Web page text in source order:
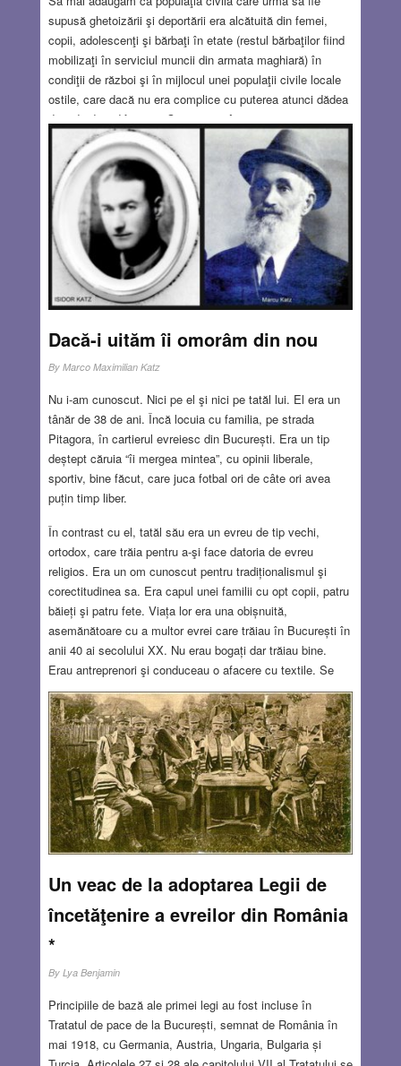
supusă ghetoizării şi deportării era alcătuită din femei,
copii, adolescenţi şi bărbaţi în etate (restul bărbaţilor fiind
mobilizaţi în serviciul muncii din armata maghiară) în
condiţii de război şi în mijlocul unei populaţii civile locale
ostile, care dacă nu era complice cu puterea atunci dădea
dovadă de indiferenţă. Cei care au încercat să-i ajute pe
evrei au fost extrem de puţini, practic puteau fi număraţi
pe degete. În aceste condiţii organizarea unei rezistenţe
subterane, procurarea de arme şi revolta erau de domeniul
ficţiunii. În acelaşi timp populaţia evreiască nu a fost
edificată asupra destinaţiei finale. Şi totuşi au existat
cazuri de rezistenţă, împotrivire şi revoltă.
Read more…
JAN 17, 2019 7 COMMENTS
Dacă-i uităm îi omorâm din nou
By Marco Maximilian Katz
Nu i-am cunoscut. Nici pe el şi nici pe tatăl lui. El era un
tânăr de 38 de ani. Încă locuia cu familia, pe strada
Pitagora, în cartierul evreiesc din București. Era un tip
deștept căruia “îi mergea mintea”, cu opinii liberale,
sportiv, bine făcut, care juca fotbal ori de câte ori avea
puțin timp liber.
În contrast cu el, tatăl său era un evreu de tip vechi,
ortodox, care trăia pentru a-şi face datoria de evreu
religios. Era un om cunoscut pentru tradiționalismul şi
corectitudinea sa. Era capul unei familii cu opt copii, patru
băieți şi patru fete. Viața lor era una obișnuită,
asemănătoare cu a multor evrei care trăiau în București în
anii 40 ai secolului XX. Nu erau bogați dar trăiau bine.
Erau antreprenori şi conduceau o afacere cu textile. Se
numărau printre furnizorii Casei Regale şi în ciuda
dificultăților cu care se confruntau toți evreii din România
acelor vremuri, se părea că erau pe drumul cel bun. Până
într-o zi. Dimineața zilei de 21 ianuarie 1941 l-a găsit pe
bătrânul evreu rugându-se, alături de alți evrei, la Templul
Coral.
Read more…
JAN 17, 2019 2 COMMENTS
Un veac de la adoptarea Legii de
încetăţenire a evreilor din România
*
By Lya Benjamin
Principiile de bază ale primei legi au fost incluse în
Tratatul de pace de la București, semnat de România în
mai 1918, cu Germania, Austria, Ungaria, Bulgaria și